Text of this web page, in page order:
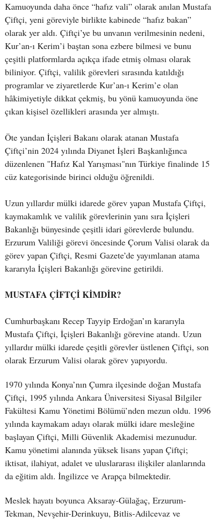
Kamuoyunda daha önce “hafız vali” olarak anılan Mustafa
Çiftçi, yeni göreviyle birlikte kabinede “hafız bakan”
olarak yer aldı. Çiftçi’ye bu unvanın verilmesinin nedeni,
Kur’an-ı Kerim’i baştan sona ezbere bilmesi ve bunu
çeşitli platformlarda açıkça ifade etmiş olması olarak
biliniyor. Çiftçi, valilik görevleri sırasında katıldığı
programlar ve ziyaretlerde Kur’an-ı Kerim’e olan
hâkimiyetiyle dikkat çekmiş, bu yönü kamuoyunda öne
çıkan kişisel özellikleri arasında yer almıştı.
Öte yandan İçişleri Bakanı olarak atanan Mustafa
Çiftçi’nin 2024 yılında Diyanet İşleri Başkanlığınca
düzenlenen "Hafız Kal Yarışması"nın Türkiye finalinde 15
cüz kategorisinde birinci olduğu öğrenildi.
Uzun yıllardır mülki idarede görev yapan Mustafa Çiftçi,
kaymakamlık ve valilik görevlerinin yanı sıra İçişleri
Bakanlığı bünyesinde çeşitli idari görevlerde bulundu.
Erzurum Valiliği görevi öncesinde Çorum Valisi olarak da
görev yapan Çiftçi, Resmi Gazete’de yayımlanan atama
kararıyla İçişleri Bakanlığı görevine getirildi.
MUSTAFA ÇİFTÇİ KİMDİR?
Cumhurbaşkanı Recep Tayyip Erdoğan’ın kararıyla
Mustafa Çiftçi, İçişleri Bakanlığı görevine atandı. Uzun
yıllardır mülki idarede çeşitli görevler üstlenen Çiftçi, son
olarak Erzurum Valisi olarak görev yapıyordu.
1970 yılında Konya’nın Çumra ilçesinde doğan Mustafa
Çiftçi, 1995 yılında Ankara Üniversitesi Siyasal Bilgiler
Fakültesi Kamu Yönetimi Bölümü’nden mezun oldu. 1996
yılında kaymakam adayı olarak mülki idare mesleğine
başlayan Çiftçi, Milli Güvenlik Akademisi mezunudur.
Kamu yönetimi alanında yüksek lisans yapan Çiftçi;
iktisat, ilahiyat, adalet ve uluslararası ilişkiler alanlarında
da eğitim aldı. İngilizce ve Arapça bilmektedir.
Meslek hayatı boyunca Aksaray-Gülağaç, Erzurum-
Tekman, Nevşehir-Derinkuyu, Bitlis-Adilcevaz ve